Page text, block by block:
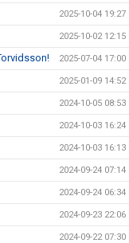
2025-10-04 19:27
2025-10-02 12:15
2025-07-04 17:00
2025-01-09 14:52
2024-10-05 08:53
2024-10-03 16:24
2024-10-03 16:13
2024-09-24 07:14
2024-09-24 06:34
2024-09-23 22:06
2024-09-22 07:30